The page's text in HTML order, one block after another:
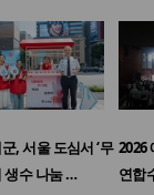
, 서울 도심서 ‘무
생수 나눔 …
2026
연합